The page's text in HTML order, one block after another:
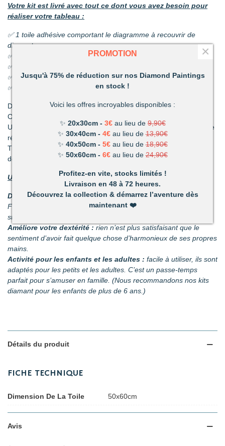
Votre kit est livré avec tout ce dont vous avez besoin pour
réaliser votre tableau :
✅ 1 toile adhésive comportant le diagramme à recouvrir de
diamants
✅ Les sachets de diamants
✅ 1 coupelle pour les diamants
✅ 1 stylo et sa colle
✅ 1 pince
Découvrez une activité unique à réaliser de ses propres mains.
C’est ludique, amusant et les résultats en valent la peine !
Un mélange de patience et de technique qui vous permettront de
réaliser de superbes tableaux.
Très vite vous vous apercevrez combien votre réalisation vous
deviendra précieuse.
Un loisir unique offrant de nombreux avantages :
Détente et relaxation :La vie peut parfois être stressante.
Faites disparaître les tensions en divergeant votre attention du
stress du quotidien.
Améliore votre dextérité : rien n’est plus satisfaisant que le
sentiment d’avoir fait quelque chose d’harmonieux de ses propres
mains.
Activité pour les enfants et les adultes : facile à utiliser, ils sont
adaptés pour les petits et les adultes. C’est un passe-temps
parfait pour s’amuser en famille. (Nous recommandons nos kits
diamant pour les enfants de plus de 6 ans.)
Détails du produit
FICHE TECHNIQUE
Dimension De La Toile 50x60cm
Avis
PROMOTION
Jusqu'à 75% de réduction sur nos Diamond Paintings
en stock !
Voici les offres incroyables disponibles :
✨ 20x30cm - 3€au lieu de9,90€
✨ 30x40cm - 4€ au lieu de 13,90€
✨ 40x50cm - 5€ au lieu de18,90€
✨ 50x60cm - 6€ au lieu de 24,90€
Profitez-en vite, stocks limités !
Livraison en 48 à 72 heures.
Découvrez la collection & démarrez l’aventure dès
maintenant❤️
×